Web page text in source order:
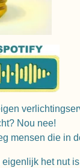
Nou nee!
mensen die in
het nut